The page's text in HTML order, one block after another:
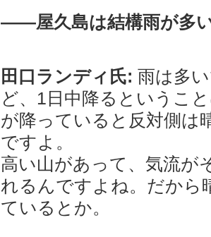
――屋久島は結構雨が多
田口ランディ氏: 雨は多
ど、1日中降るというこ
が降っていると反対側は
ですよ。
高い山があって、気流が
れるんですよね。だから
ているとか。